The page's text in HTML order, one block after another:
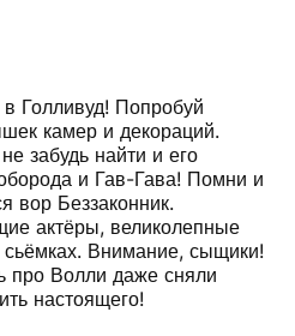
Голливуд! Попробуй
камер и декораций.
забудь найти и его
и Гав-Гава! Помни и
вор Беззаконник.
актёры, великолепные
Внимание, сыщики!
про Волли даже сняли
настоящего!